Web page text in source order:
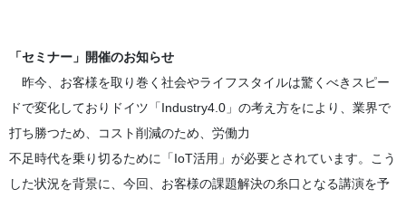
「セミナー」開催のお知らせ
昨今、お客様を取り巻く社会やライフスタイルは驚くべきスピー
ドで変化しておりドイツ「Industry4.0」の考え方をにより、業界で
打ち勝つため、コスト削減のため、労働力
不足時代を乗り切るために「IoT活用」が必要とされています。こう
した状況を背景に、今回、お客様の課題解決の糸口となる講演を予